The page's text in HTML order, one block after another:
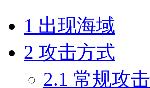
1 出现海域
2 攻击方式
2.1 常规攻击